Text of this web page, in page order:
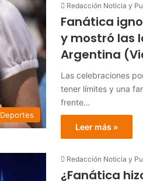
Deportes
Redacción Noticia y
Fanática
y mostró las
Argentina
Las celebraciones
tener límites y una
frente…
Leer más »
Redacción Noticia y
¿Fanática